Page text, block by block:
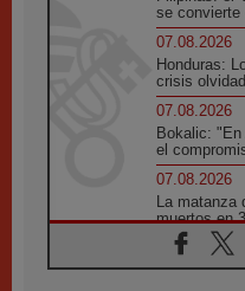
se convierte
07.08.2026
Honduras:
crisis
07.08.2026
Bokalic: "En
el
07.08.2026
La
muertos en
07.08.2026
Tagle: La